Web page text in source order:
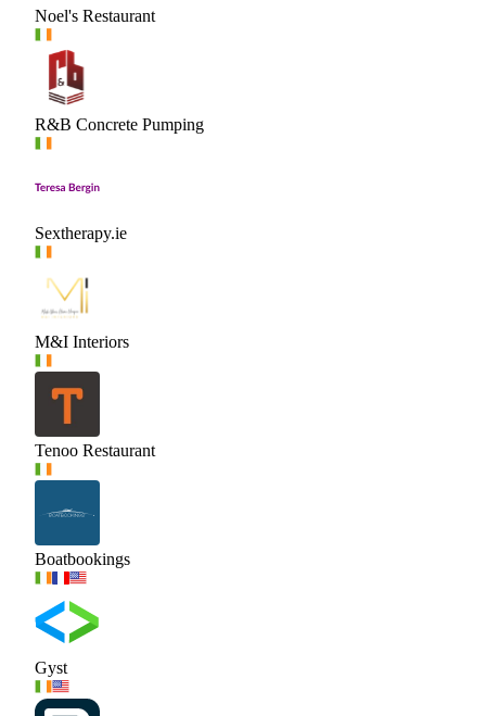
Noel's Restaurant
R&B Concrete Pumping
Sextherapy.ie
M&I Interiors
Tenoo Restaurant
Boatbookings
Gyst